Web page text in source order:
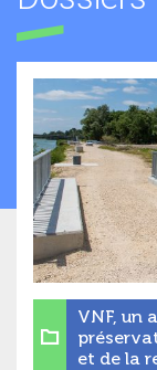
VNF, un
et de la